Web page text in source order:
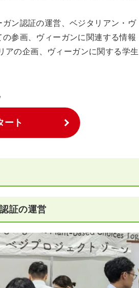
ン認証の運営、ベジタリアン・ヴ
参画、ヴィーガンに関連する情報
アの企画、ヴィーガンに関する学生
ート
証の運営